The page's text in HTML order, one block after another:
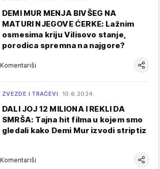
DEMI MUR MENJA BIVŠEG NA
MATURI NJEGOVE ĆERKE: Lažnim
osmesima kriju Vilisovo stanje,
porodica spremna na najgore?
Komentariši
ZVEZDE I TRAČEVI 10.6.2024.
DALI JOJ 12 MILIONA I REKLI DA
SMRŠA: Tajna hit filma u kojem smo
gledali kako Demi Mur izvodi striptiz
Komentariši